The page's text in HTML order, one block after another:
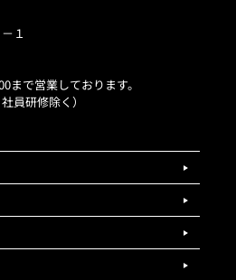
１
まで営業しております。
員研修除く）